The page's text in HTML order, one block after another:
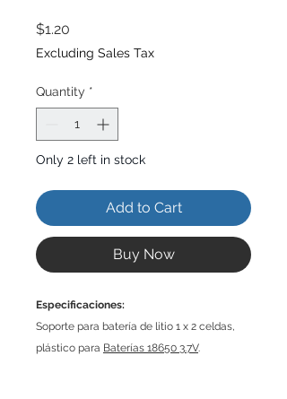
$1.20
Excluding Sales Tax
Quantity *
Only 2 left in stock
Add to Cart
Buy Now
Especificaciones:
Soporte para batería de litio 1 x 2 celdas,
plástico para Baterías 18650 3.7V.